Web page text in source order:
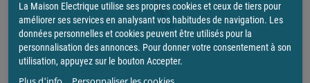
La Maison Electrique utilise ses propres cookies et ceux de tiers pour
améliorer ses services en analysant vos habitudes de navigation. Les
données personnelles et cookies peuvent être utilisés pour la
personnalisation des annonces. Pour donner votre consentement à son
utilisation, appuyez sur le bouton Accepter.